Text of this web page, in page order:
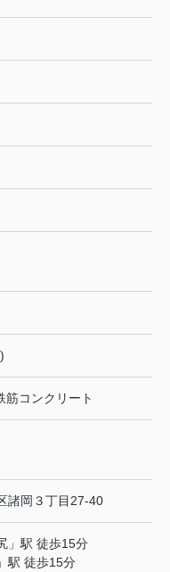
筋コンクリート
諸岡 ３丁目27-40
」駅 徒歩15分
」駅 徒歩15分